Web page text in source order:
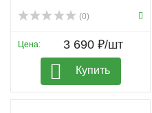
(0)
Цена: 3 690 ₽/шт
Купить